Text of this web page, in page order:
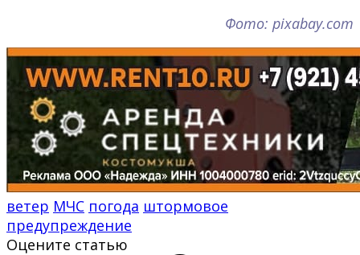
Фото: pixabay.com
ветер МЧС погода штормовое
предупреждение
Оцените статью